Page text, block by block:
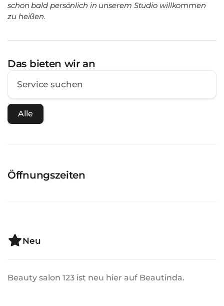
schon bald persönlich in unserem Studio willkommen
zu heißen.
Das bieten wir an
Alle
Öffnungszeiten
Neu
Beauty salon 123 ist neu hier auf Beautinda.